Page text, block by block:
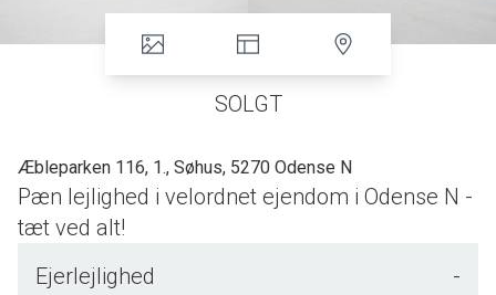
SOLGT
Æbleparken 116, 1., Søhus, 5270 Odense N
Pæn lejlighed i velordnet ejendom i Odense N -
tæt ved alt!
grønne områder med legeplads og mindre sø. Tæt ved bybus/stoppested,
Ejerlejlighed -